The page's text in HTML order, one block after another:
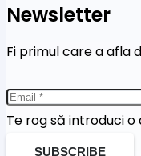
Newsletter
Fi primul care a afla
Te rog să introduci o
SUBSCRIBE